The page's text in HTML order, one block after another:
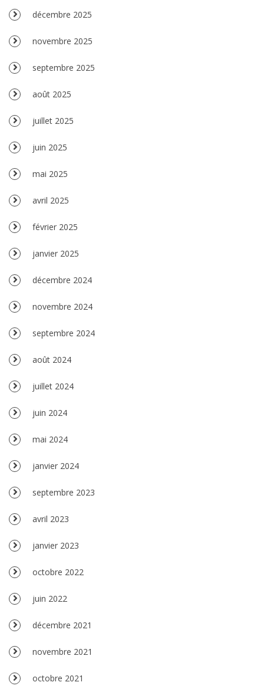
décembre 2025
novembre 2025
septembre 2025
août 2025
juillet 2025
juin 2025
mai 2025
avril 2025
février 2025
janvier 2025
décembre 2024
novembre 2024
septembre 2024
août 2024
juillet 2024
juin 2024
mai 2024
janvier 2024
septembre 2023
avril 2023
janvier 2023
octobre 2022
juin 2022
décembre 2021
novembre 2021
octobre 2021